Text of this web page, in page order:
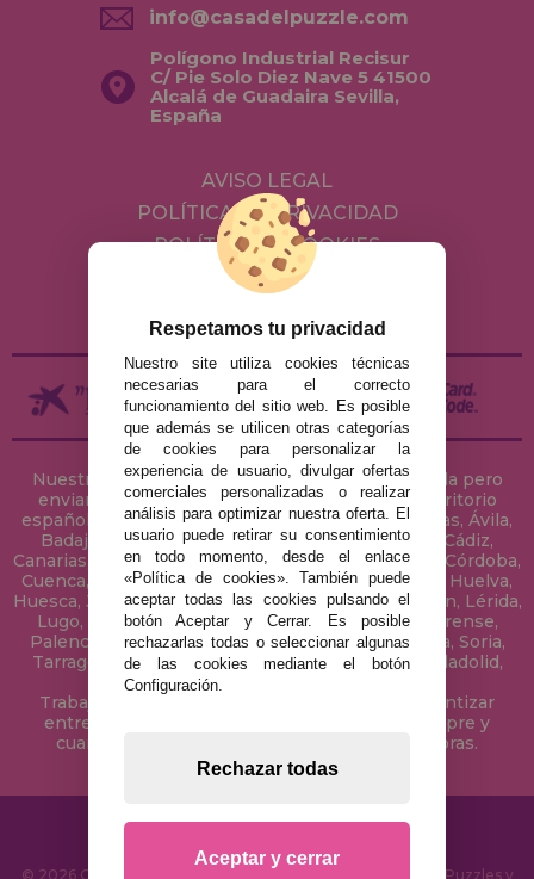
info@casadelpuzzle.com
Polígono Industrial Recisur
C/ Pie Solo Diez Nave 5 41500
Alcalá de Guadaira Sevilla,
España
AVISO LEGAL
POLÍTICA DE PRIVACIDAD
POLÍTICA DE COOKIES
ENVÍOS Y DEVOLUCIONES
Nuestra tienda de puzzles está ubicada en Sevilla pero
enviamos tus puzzles a cualquier ciudad del territorio
español: Álava, Albacete, Alicante, Almería, Asturias, Ávila,
Badajoz, Baleares, Barcelona, Burgos, Cáceres, Cádiz,
Canarias, Cantabria, Castellón, Ceuta, Ciudad Real, Córdoba,
Cuenca, Gerona, Granada, Guadalajara, Guipúzcoa, Huelva,
Huesca, Jaén, La Coruña, La Rioja, Las Palmas, Leon, Lérida,
Lugo, Madrid, Málaga, Melilla, Murcia, Navarra, Orense,
Palencia, Pontevedra, Salamanca, Segovia, Sevilla, Soria,
Tarragona, Tenerife, Teruel, Toledo, Valencia, Valladolid,
Vizcaya, Zamora y Zaragoza.
Trabajamos con Stocks permanentes para garantizar
entregas rápidas en territorio peninsular, siempre y
cuando el pedido se realice antes de las 18 horas.
© 2026 CasaDelPuzzle.com - Tienda Online para comprar Puzzles y
Respetamos tu privacidad
Nuestro site utiliza cookies técnicas
necesarias para el correcto
funcionamiento del sitio web. Es posible
que además se utilicen otras categorías
de cookies para personalizar la
experiencia de usuario, divulgar ofertas
comerciales personalizadas o realizar
análisis para optimizar nuestra oferta. El
usuario puede retirar su consentimiento
en todo momento, desde el enlace
«Política de cookies». También puede
aceptar todas las cookies pulsando el
botón Aceptar y Cerrar. Es posible
rechazarlas todas o seleccionar algunas
de las cookies mediante el botón
Configuración.
Rechazar todas
Aceptar y cerrar